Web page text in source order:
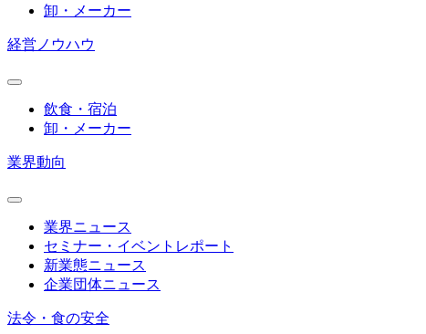
卸・メーカー
経営ノウハウ
飲食・宿泊
卸・メーカー
業界動向
業界ニュース
セミナー・イベントレポート
新業態ニュース
企業団体ニュース
法令・食の安全